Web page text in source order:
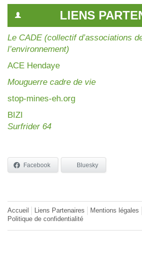
LIENS
Le CADE (collectif d’associations
l’environnement)
ACE Hendaye
Mouguerre cadre de vie
stop-mines-eh.org
BIZI
Surfrider 64
Facebook Bluesky
Accueil Liens Partenaires
Mentions légales
Politique de confidentialité